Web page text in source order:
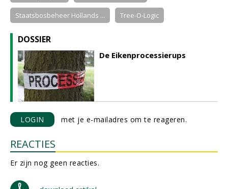
Staatsbosbeheer Hollands ... Tree-O-Logic
DOSSIER
De Eikenprocessierups
LOGIN met je e-mailadres om te reageren.
REACTIES
Er zijn nog geen reacties.